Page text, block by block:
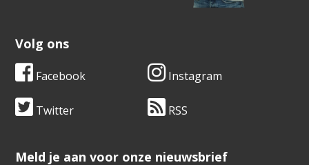
Volg ons
Facebook Instagram
Twitter RSS
​​​​​​​Meld je aan voor onze nieuwsbrief